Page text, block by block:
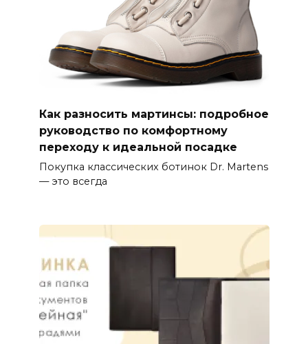
Как разносить мартинсы: подробное
руководство по комфортному
переходу к идеальной посадке
Покупка классических ботинок Dr. Martens
— это всегда